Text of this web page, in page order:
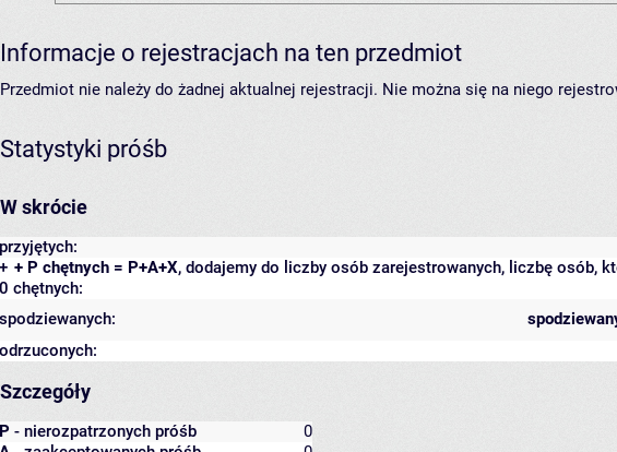
Informacje o rejestracjach na ten przedmiot
Przedmiot nie należy do żadnej aktualnej rejestracji. Nie można się na niego
Statystyki próśb
W skrócie
przyjętych:
+ P chętnych = P+A+X, dodajemy do liczby osób zarejestrowanych, liczbę osób,
+
0 chętnych:
spodziewanych:
odrzuconych:
Szczegóły
P - nierozpatrzonych próśb
0